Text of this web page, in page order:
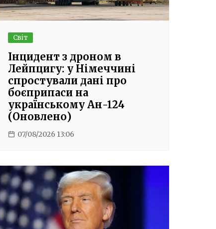
Світ
Інцидент з дроном в
Лейпцигу: у Німеччині
спростували дані про
боєприпаси на
українському Ан-124
(Оновлено)
07/08/2026 13:06